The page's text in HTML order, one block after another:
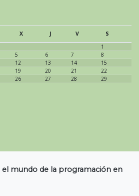
X J V
S
1
5 6 7
8
12 13 14
15
19 20 21
22
26 27 28
29
el mundo de la programación en